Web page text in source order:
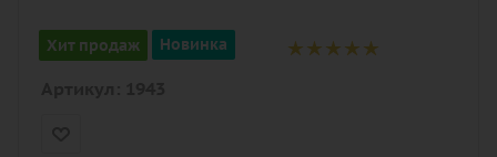
Хит продаж Новинка